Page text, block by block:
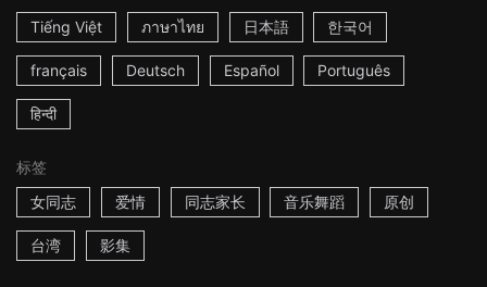
Tiếng Việt ภาษาไทย 日本語 한국어
français Deutsch Español Português
हिन्दी
标签
女同志
爱情 同志家长 音乐舞蹈 原创
台湾 影集